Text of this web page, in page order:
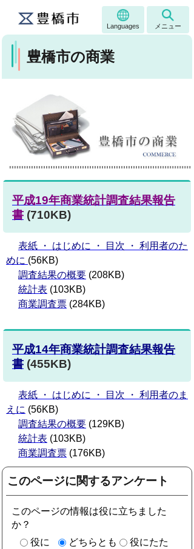
Languages メニュー
豊橋市の商業
平成19年商業統計調査結果報告
書 (710KB)
表紙 ・ はじめに ・ 目次 ・ 利用者のた
めに (56KB)
調査結果の概要 (208KB)
統計表 (103KB)
商業調査票 (284KB)
平成14年商業統計調査結果報告
書 (455KB)
表紙 ・ はじめに ・ 目次 ・ 利用者のま
えに (56KB)
調査結果の概要 (129KB)
統計表 (103KB)
商業調査票 (176KB)
このページに関するアンケート
このページの情報は役に立ちました
か？
役に
どちらとも
役にたた